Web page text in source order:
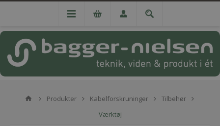
Produkter Kabelforskruninger
Tilbehør
Værktøj